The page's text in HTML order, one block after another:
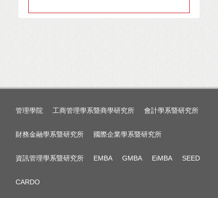
管理學院 工商管理學系暨商學研究所 會計學系暨研究所
財務金融學系暨研究所 國際企業學系暨研究所
資訊管理學系暨研究所 EMBA GMBA EiMBA SEED
CARDO